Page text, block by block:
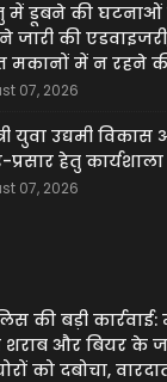
में डूबने की घटनाओं
जारी की
मकानों में न रहने
07, 2026
युवा उद्यमी
प्रसार हेतु
07, 2026
की बड़ी
शराब और बियर के
को दबोचा,